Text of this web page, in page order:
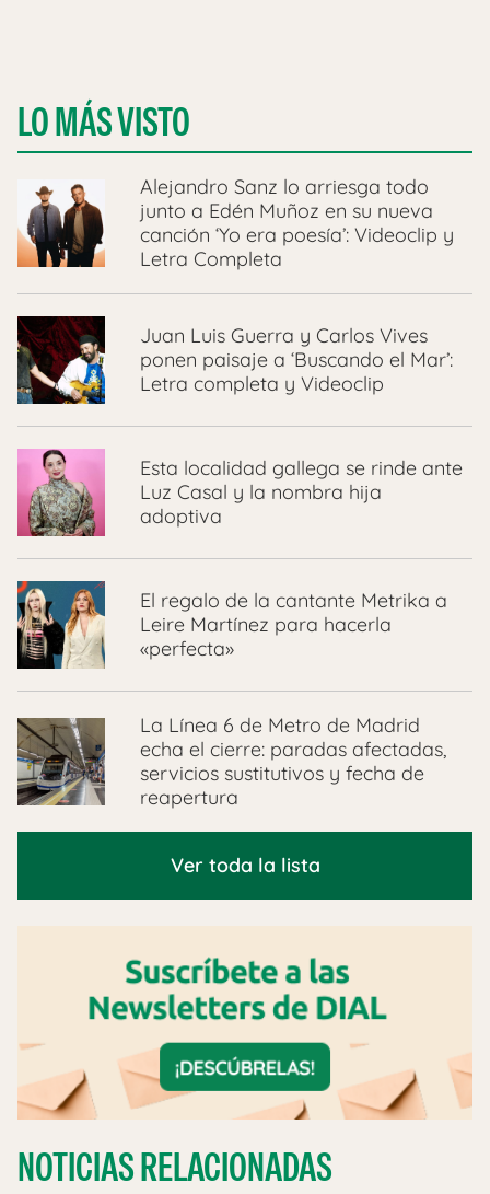
LO MÁS VISTO
Alejandro Sanz lo arriesga todo
junto a Edén Muñoz en su nueva
canción ‘Yo era poesía’: Videoclip y
Letra Completa
Juan Luis Guerra y Carlos Vives
ponen paisaje a ‘Buscando el Mar’:
Letra completa y Videoclip
Esta localidad gallega se rinde ante
Luz Casal y la nombra hija
adoptiva
El regalo de la cantante Metrika a
Leire Martínez para hacerla
«perfecta»
La Línea 6 de Metro de Madrid
echa el cierre: paradas afectadas,
servicios sustitutivos y fecha de
reapertura
Ver toda la lista
NOTICIAS RELACIONADAS